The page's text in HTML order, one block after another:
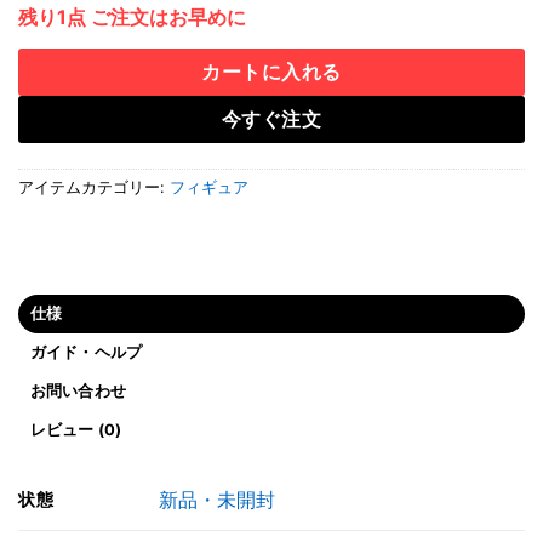
残り1点 ご注文はお早めに
カートに入れる
今すぐ注文
アイテムカテゴリー: フィギュア
仕様
ガイド・ヘルプ
お問い合わせ
レビュー (0)
状態 新品・未開封